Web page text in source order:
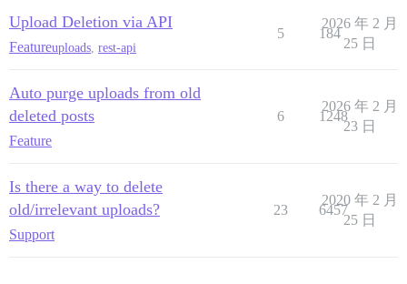
Upload Deletion via API
Featureuploads rest-api
5 184
2026 年 2 月
25 日
Auto purge uploads from old
deleted posts
Feature
6 1248
2026 年 2 月
23 日
Is there a way to delete
old/irrelevant uploads?
Support
23 6457
2020 年 2 月
25 日